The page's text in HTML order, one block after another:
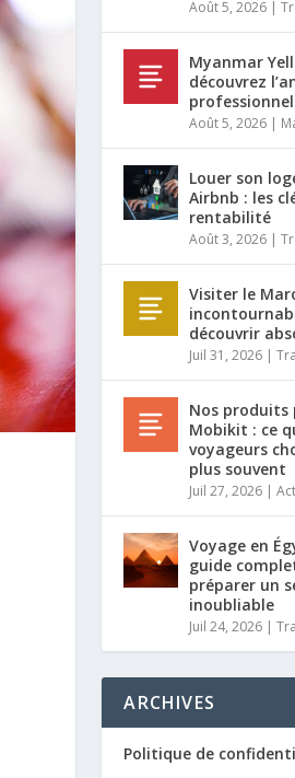
Août 5, 2026 |
Myanmar
découvrez
Août 5, 2026 |
Louer son
Airbnb : les
rentabilité
Août 3, 2026 |
Visiter le
découvrir
Juil 31, 2026 |
Nos produits
Mobikit : ce
voyageurs
plus souvent
Juil 27, 2026 |
Voyage en
guide
préparer un
inoubliable
Juil 24, 2026 |
ARCHIVES
Politique de